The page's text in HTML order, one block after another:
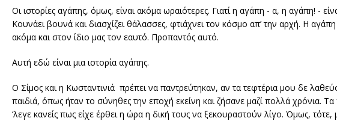
Οι ιστορίες αγάπης, όμως, είναι ακόμα ωραιότερες. Γιατί η αγάπη - α, η αγάπη! -
Κουνάει βουνά και διασχίζει θάλασσες, φτιάχνει τον κόσμο απ’ την αρχή. Η
ακόμα και στον ίδιο μας τον εαυτό. Προπαντός αυτό.
Αυτή εδώ είναι μια ιστορία αγάπης.
Ο Σίμος και η Κωσταντινιά πρέπει να παντρεύτηκαν, αν τα τεφτέρια μου δε
παιδιά, όπως ήταν το σύνηθες την εποχή εκείνη και ζήσανε μαζί πολλά χρόνια.
‘λεγε κανείς πως είχε έρθει η ώρα η δική τους να ξεκουραστούν λίγο. Όμως,